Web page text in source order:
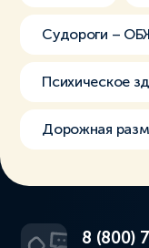
Судороги –
Психическое
Дорожная
8 (800)